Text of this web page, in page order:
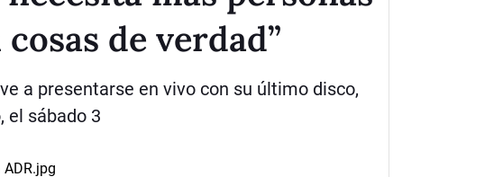
de verdad”
a presentarse en vivo con su último disco,
el sábado 3